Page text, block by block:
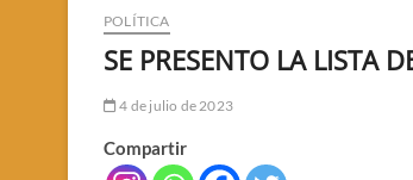
POLÍTICA
SE PRESENTO LA LISTA
4 de julio de 2023
Compartir